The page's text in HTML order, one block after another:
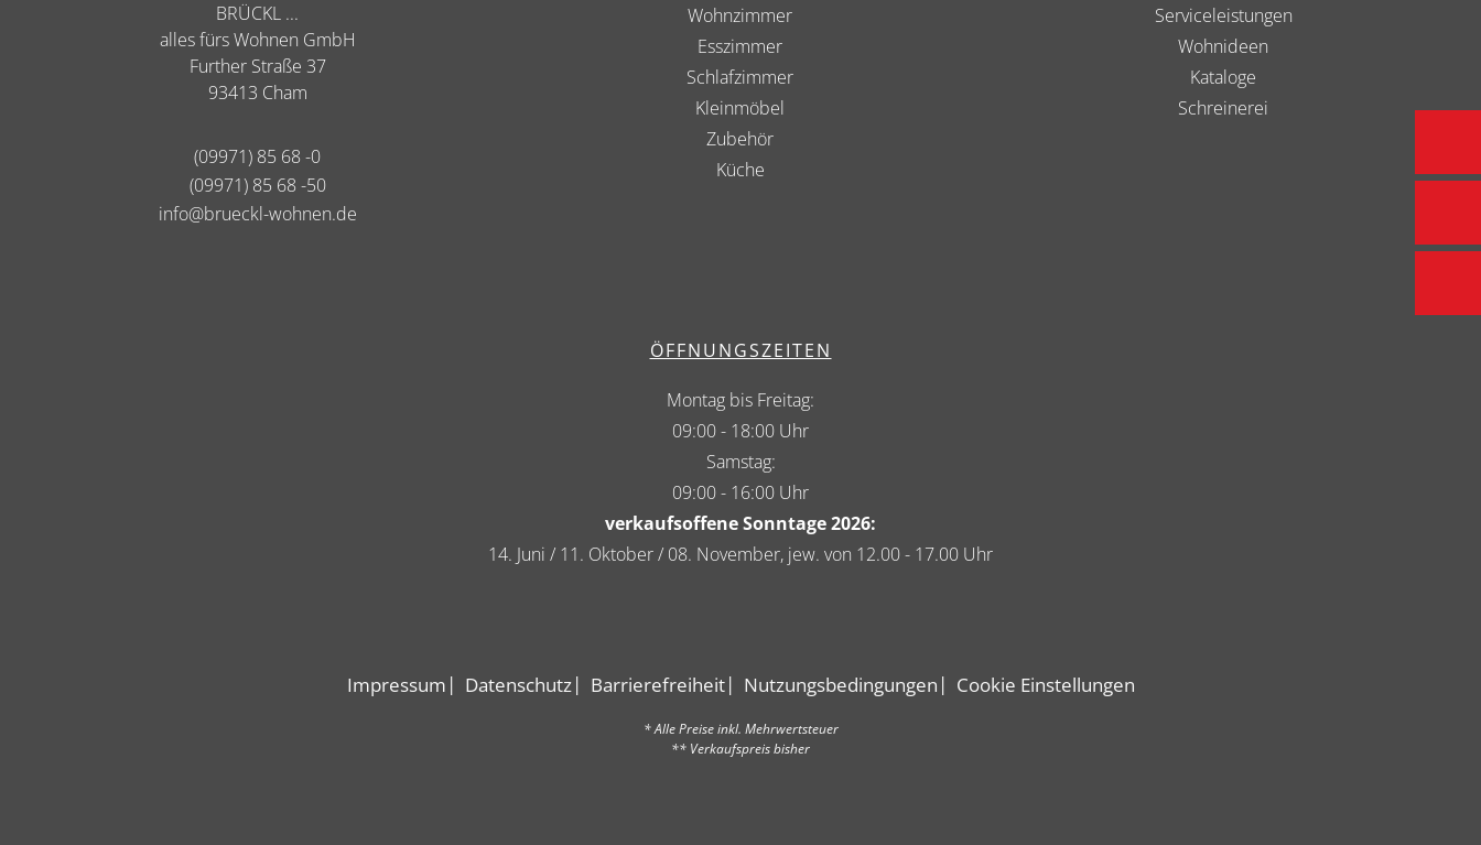
BRÜCKL ...
alles fürs Wohnen GmbH
Further Straße 37
93413 Cham
(09971) 85 68 -0
(09971) 85 68 -50
info@brueckl-wohnen.de
Wohnzimmer
Esszimmer
Schlafzimmer
Kleinmöbel
Zubehör
Küche
Serviceleistungen
Wohnideen
Kataloge
Schreinerei
ÖFFNUNGSZEITEN
Montag bis Freitag:
09:00 - 18:00 Uhr
Samstag:
09:00 - 16:00 Uhr
verkaufsoffene Sonntage 2026:
14. Juni / 11. Oktober / 08. November, jew. von 12.00 - 17.00 Uhr
Impressum Datenschutz Barrierefreiheit Nutzungsbedingungen Cookie Einstellungen
* Alle Preise inkl. Mehrwertsteuer
** Verkaufspreis bisher